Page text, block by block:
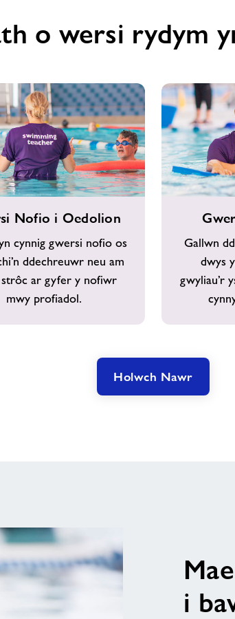
o wersi rydym
Nofio i Oedolion
cynnig gwersi nofio os
ddechreuwr neu am
ar gyfer y nofiwr
mwy profiadol.
NofioGallwn
dwys
gwyliau’r
Holwch Nawr
i